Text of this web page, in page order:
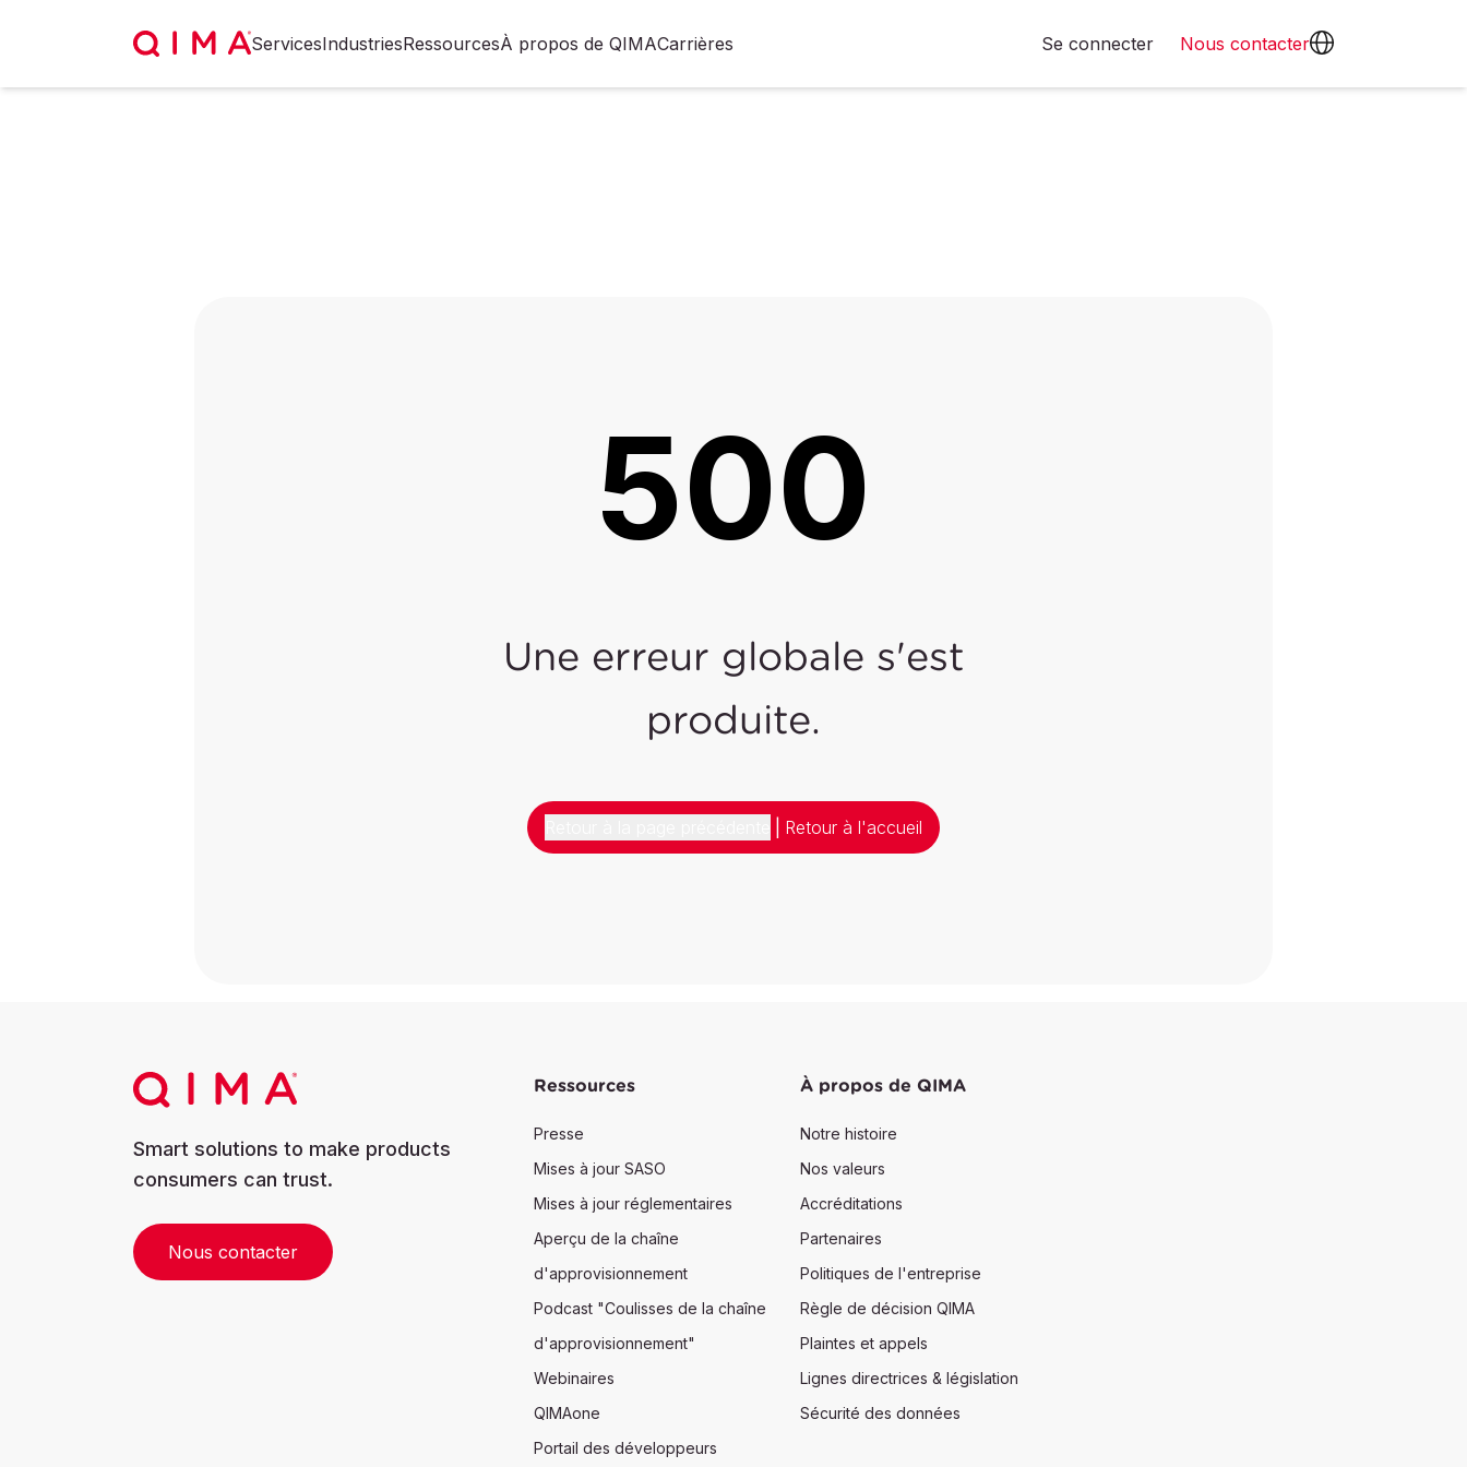
ServicesIndustriesRessourcesÀ propos de QIMACarrières Se connecter Nous contacter
500
Une erreur globale s'est
produite.
Retour à l'accueil
Smart solutions to make products
consumers can trust.
Nous contacter
Ressources
Presse
Mises à jour SASO
Mises à jour réglementaires
Aperçu de la chaîne
d'approvisionnement
Podcast "Coulisses de la chaîne
d'approvisionnement"
Webinaires
QIMAone
Portail des développeurs
À propos de QIMA
Notre histoire
Nos valeurs
Accréditations
Partenaires
Politiques de l'entreprise
Règle de décision QIMA
Plaintes et appels
Lignes directrices & législation
Sécurité des données